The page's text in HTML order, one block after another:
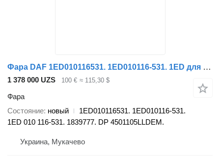
Фара DAF 1ED010116531. 1ED010116-531. 1ED для грузовика DAF XF CF
1 378 000 UZS 100 € ≈ 115,30 $
Фара
Состояние новый
1ED010116531. 1ED010116-531.
1ED 010 116-531. 1839777. DP 4501105LLDEM.
Украина, Мукачево